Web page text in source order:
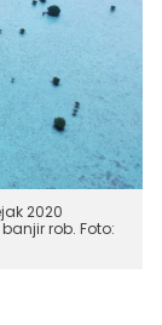
2020
rob. Foto: